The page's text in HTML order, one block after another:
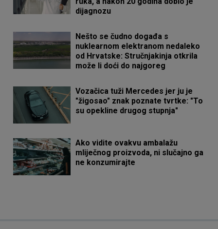
dijagnozu
Nešto se čudno događa s
nuklearnom elektranom nedaleko
od Hrvatske: Stručnjakinja otkrila
može li doći do najgoreg
Vozačica tuži Mercedes jer ju je
"žigosao" znak poznate tvrtke: "To
su opekline drugog stupnja"
Ako vidite ovakvu ambalažu
mliječnog proizvoda, ni slučajno ga
ne konzumirajte